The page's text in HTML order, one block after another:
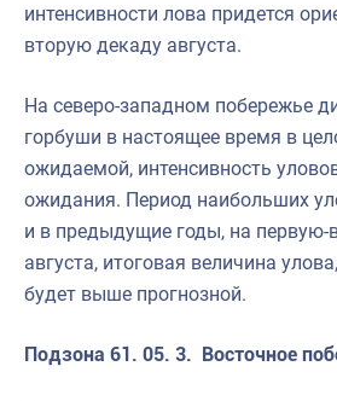
интенсивности лова придется
вторую декаду августа.
На северо-западном побережье
горбуши в настоящее время в
ожидаемой, интенсивность
ожидания. Период наибольших
и в предыдущие годы, на
августа, итоговая величина
будет выше прогнозной.
Подзона 61. 05. 3. Восточное